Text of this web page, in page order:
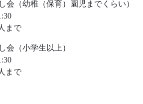
会（幼稚（保育）園児までくらい）
まで
会（小学生以上）
まで